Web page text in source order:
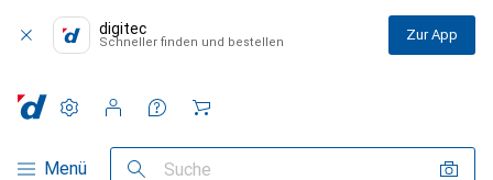
digitec
Schneller finden und bestellen Zur App
Navigation nach Kategorien
Menü Suche
Einstellungen
Kundenkonto
Vergleichslisten
Merklisten
Warenkorb